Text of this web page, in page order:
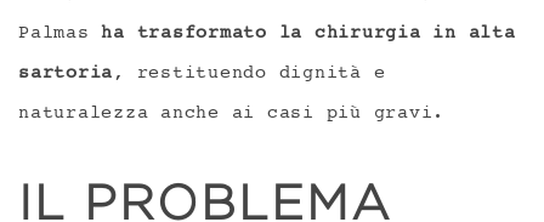
Palmasha trasformato la chirurgia in alta
sartoria, restituendo dignità e
naturalezza anche ai casi più gravi.
IL PROBLEMA